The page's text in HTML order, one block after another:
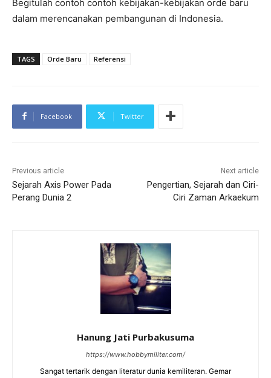
Begitulah contoh contoh kebijakan-kebijakan orde baru
dalam merencanakan pembangunan di Indonesia.
TAGS Orde Baru Referensi
Facebook Twitter
Previous article
Sejarah Axis Power Pada
Perang Dunia 2
Next article
Pengertian, Sejarah dan Ciri-
Ciri Zaman Arkaekum
Hanung Jati Purbakusuma
https://www.hobbymiliter.com/
Sangat tertarik dengan literatur dunia kemiliteran. Gemar